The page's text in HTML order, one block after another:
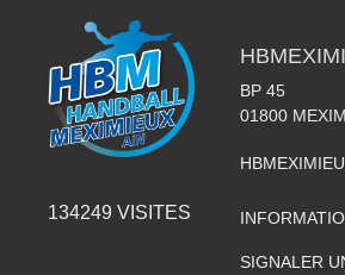
134249 VISITES
BP 45
01800
SIGNALER